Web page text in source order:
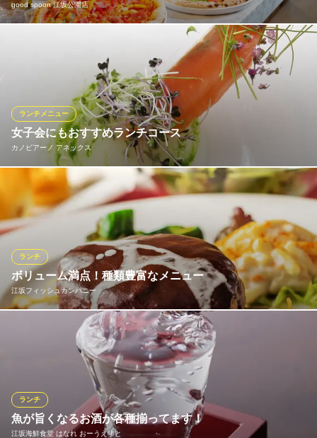
good spoon 江坂公園店
選べるメイン＋食べ放題ビュッフェ＋ドリンクバーを1,980円～お
楽しみいただけます。メインは"チキンのトマト煮込み"や"国産黒
毛和牛のランプ肉のステーキ"などのおすすめメニューからお選び
ください。窯焼きピッツァなど食べ放題♪お好きなソフトドリン
ク・ワインも飲み放題♪※時期により価格変動する場合がありま
す。
おすすめランチメニュー
お子様オムライス
990円(税込)
お子様カレー
チョコレートパフェ
780円(税込)
ランチメニューをもっと見る
good spoon 江坂公園店
江坂イタリアンカフェ
大阪メトロ御堂筋線江坂駅 徒歩2分
大阪府吹田市江坂町1-19-38
女子会にもおすすめランチコース
カノビアーノ アネックス
ランチメニュー
ディナーより少しお手頃に。お友達といつもより贅沢に。ランチ
タイムもコース料理にてご用意しております。
おすすめランチメニュー
お子様コース ※前日までの要予約
2,700円(税込)
パスタセット ※要予約
1,000円(税込)
ランチメニューをもっと見る
カノビアーノ アネックス
イタリア料理
大阪メトロ御堂筋線江坂駅8番出口 徒歩10分
大阪府吹田市芳野町13-10 アメニティ江坂内 MiaViaアトリエ棟1F
ボリューム満点！種類豊富なメニュー
江坂フィッシュカンパニー
ランチ
11:30〜14：30はランチタイム！毎日訪れても飽きない、種類豊
富なメニューを揃えております。おすすめはメインを日替わりで
ご用意するランチ。たとえば、肉汁たっぷりでジューシーなハン
バーグは、250gとボリューム満点で大人気です。すべてのメニュ
ーにスープ＆サラダが付いて、13時以降はコーヒー＆紅茶のサー
ビスも。
魚が旨くなるお酒が各種揃ってます！
江坂海鮮食堂 はなれ おーうえすと
ランチ